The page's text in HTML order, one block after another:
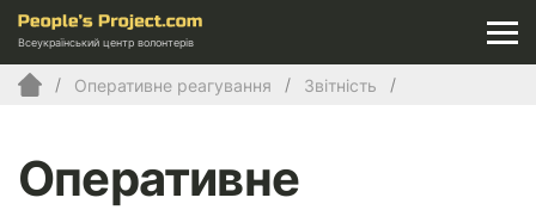
Всеукраїнський центр волонтерів
Оперативне реагування Звітність
Оперативне